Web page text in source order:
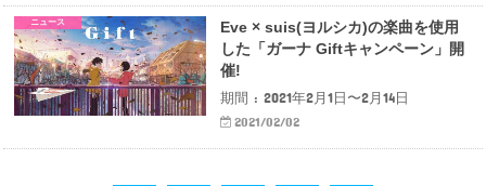
ニュース
Eve × suis(ヨルシカ)の楽曲を使用
した「ガーナ Giftキャンペーン」開
催!
期間 : 2021年2月1日〜2月14日
2021/02/02